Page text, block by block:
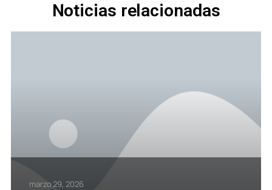
Noticias relacionadas
marzo 29, 2026